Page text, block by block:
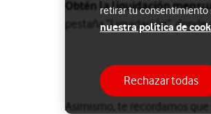
Obtén la liquidación
pestaña “Liquidación”, donde
Asimismo, te recordamos
retirar tu consentimiento
nuestra política de
Rechazar todas